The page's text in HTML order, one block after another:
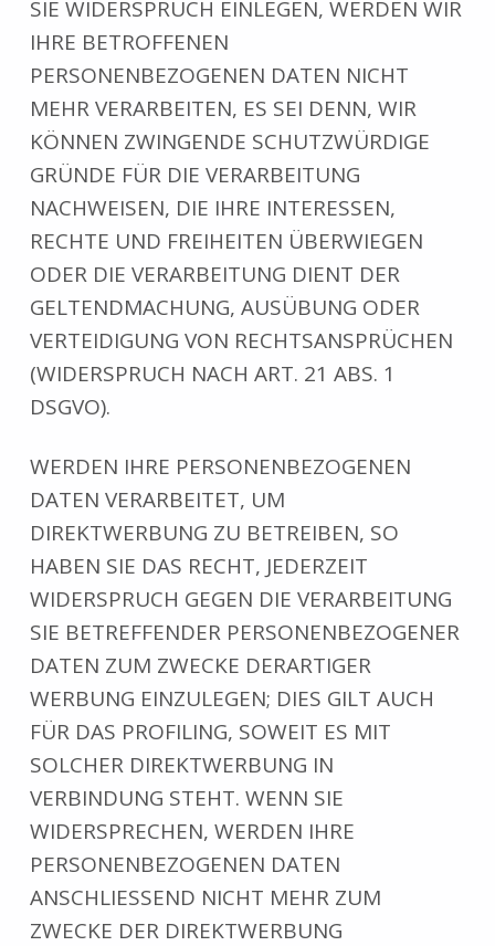
SIE WIDERSPRUCH EINLEGEN, WERDEN WIR
IHRE BETROFFENEN
PERSONENBEZOGENEN DATEN NICHT
MEHR VERARBEITEN, ES SEI DENN, WIR
KÖNNEN ZWINGENDE SCHUTZWÜRDIGE
GRÜNDE FÜR DIE VERARBEITUNG
NACHWEISEN, DIE IHRE INTERESSEN,
RECHTE UND FREIHEITEN ÜBERWIEGEN
ODER DIE VERARBEITUNG DIENT DER
GELTENDMACHUNG, AUSÜBUNG ODER
VERTEIDIGUNG VON RECHTSANSPRÜCHEN
(WIDERSPRUCH NACH ART. 21 ABS. 1
DSGVO).
WERDEN IHRE PERSONENBEZOGENEN
DATEN VERARBEITET, UM
DIREKTWERBUNG ZU BETREIBEN, SO
HABEN SIE DAS RECHT, JEDERZEIT
WIDERSPRUCH GEGEN DIE VERARBEITUNG
SIE BETREFFENDER PERSONENBEZOGENER
DATEN ZUM ZWECKE DERARTIGER
WERBUNG EINZULEGEN; DIES GILT AUCH
FÜR DAS PROFILING, SOWEIT ES MIT
SOLCHER DIREKTWERBUNG IN
VERBINDUNG STEHT. WENN SIE
WIDERSPRECHEN, WERDEN IHRE
PERSONENBEZOGENEN DATEN
ANSCHLIESSEND NICHT MEHR ZUM
ZWECKE DER DIREKTWERBUNG